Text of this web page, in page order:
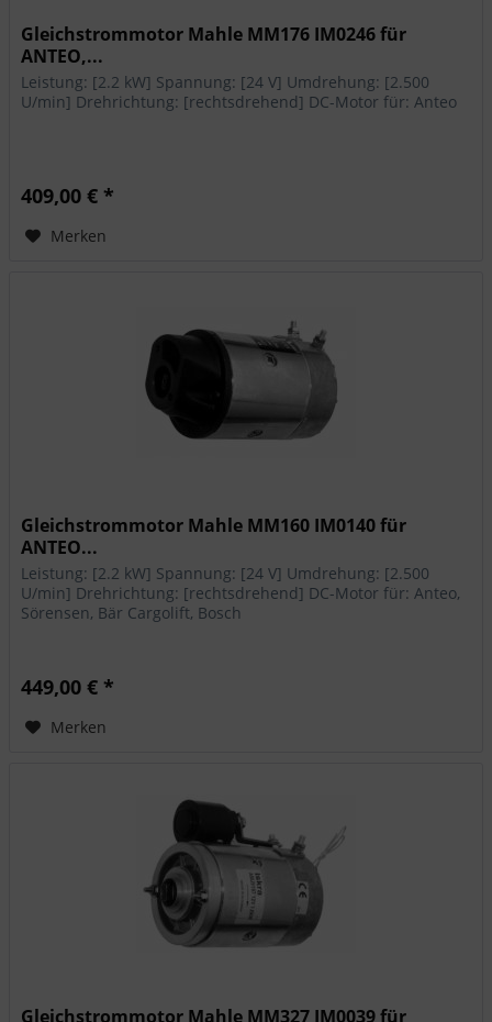
Gleichstrommotor Mahle MM176 IM0246 für
ANTEO,...
Leistung: [2.2 kW] Spannung: [24 V] Umdrehung: [2.500
U/min] Drehrichtung: [rechtsdrehend] DC-Motor für: Anteo
409,00 € *
Merken
Gleichstrommotor Mahle MM160 IM0140 für
ANTEO...
Leistung: [2.2 kW] Spannung: [24 V] Umdrehung: [2.500
U/min] Drehrichtung: [rechtsdrehend] DC-Motor für: Anteo,
Sörensen, Bär Cargolift, Bosch
449,00 € *
Merken
Gleichstrommotor Mahle MM327 IM0039 für